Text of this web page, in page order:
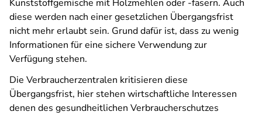
Kunststoffgemische mit Holzmehlen oder -fasern. Auch
diese werden nach einer gesetzlichen Übergangsfrist
nicht mehr erlaubt sein. Grund dafür ist, dass zu wenig
Informationen für eine sichere Verwendung zur
Verfügung stehen.
Die Verbraucherzentralen kritisieren diese
Übergangsfrist, hier stehen wirtschaftliche Interessen
denen des gesundheitlichen Verbraucherschutzes